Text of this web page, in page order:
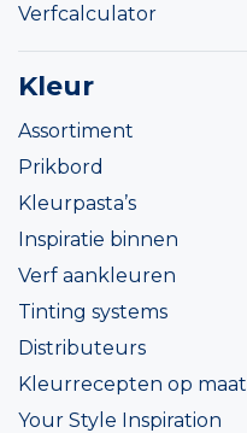
Verfcalculator
Kleur
Assortiment
Prikbord
Kleurpasta’s
Inspiratie binnen
Verf aankleuren
Tinting systems
Distributeurs
Kleurrecepten op maat
Your Style Inspiration